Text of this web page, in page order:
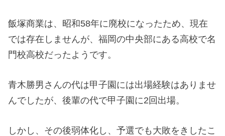
飯塚商業は、昭和58年に廃校になったため、現在
では存在しませんが、福岡の中央部にある高校で名
門校高校だったようです。
青木勝男さんの代は甲子園には出場経験はありませ
んでしたが、後輩の代で甲子園に2回出場。
しかし、その後弱体化し、予選でも大敗をきしたこ